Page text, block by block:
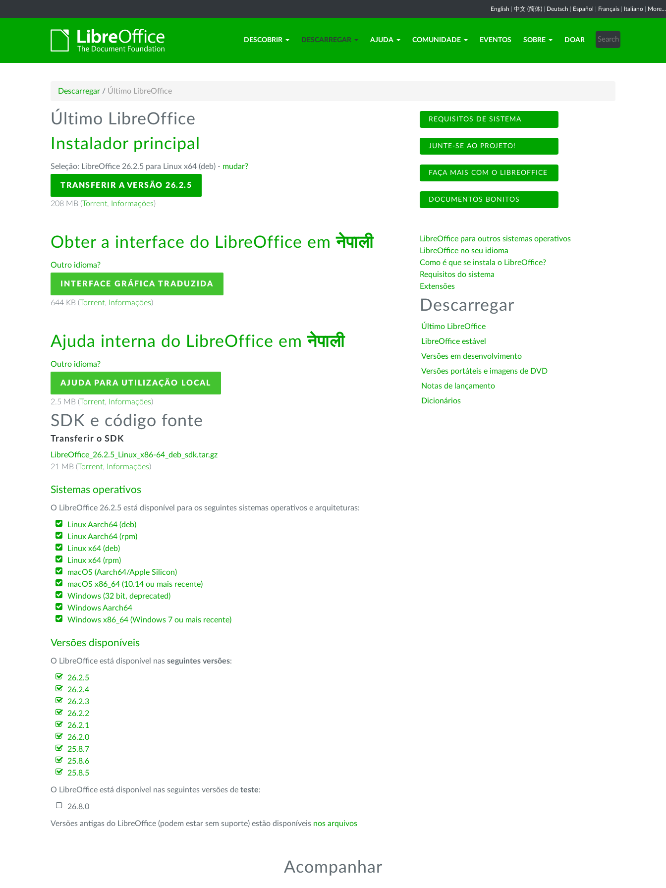
English 中文 (简体) Deutsch Español Français Italiano More...
DESCOBRIR DESCARREGAR AJUDA COMUNIDADE EVENTOS SOBRE DOAR
Descarregar / Último LibreOffice
Último LibreOffice
Instalador principal
Seleção: LibreOffice 26.2.5 para Linux x64 (deb) - mudar?
TRANSFERIR A VERSÃO 26.2.5
208 MB (Torrent, Informações)
Obter a interface do LibreOffice emनेपाली
Outro idioma?
INTERFACE GRÁFICA TRADUZIDA
644 KB (Torrent, Informações)
Ajuda interna do LibreOffice emनेपाली
Outro idioma?
AJUDA PARA UTILIZAÇÃO LOCAL
2.5 MB (Torrent, Informações)
SDK e código fonte
Transferir o SDK
LibreOffice_26.2.5_Linux_x86-64_deb_sdk.tar.gz
21 MB (Torrent, Informações)
Sistemas operativos
O LibreOffice 26.2.5 está disponível para os seguintes sistemas operativos e arquiteturas:
Linux Aarch64 (deb)
Linux Aarch64 (rpm)
Linux x64 (deb)
Linux x64 (rpm)
macOS (Aarch64/Apple Silicon)
macOS x86_64 (10.14 ou mais recente)
Windows (32 bit, deprecated)
Windows Aarch64
Windows x86_64 (Windows 7 ou mais recente)
Versões disponíveis
O LibreOffice está disponível nas seguintes versões:
26.2.5
26.2.4
26.2.3
26.2.2
26.2.1
26.2.0
25.8.7
25.8.6
25.8.5
O LibreOffice está disponível nas seguintes versões de teste:
26.8.0
Versões antigas do LibreOffice (podem estar sem suporte) estão disponíveis nos arquivos
REQUISITOS DE SISTEMA
JUNTE-SE AO PROJETO!
FAÇA MAIS COM O LIBREOFFICE
DOCUMENTOS BONITOS
LibreOffice para outros sistemas operativos
LibreOffice no seu idioma
Como é que se instala o LibreOffice?
Requisitos do sistema
Extensões
Descarregar
Último LibreOffice
LibreOffice estável
Versões em desenvolvimento
Versões portáteis e imagens de DVD
Notas de lançamento
Dicionários
Acompanhar